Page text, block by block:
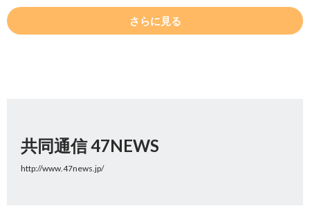
さらに見る
共同通信 47NEWS
http://www.47news.jp/